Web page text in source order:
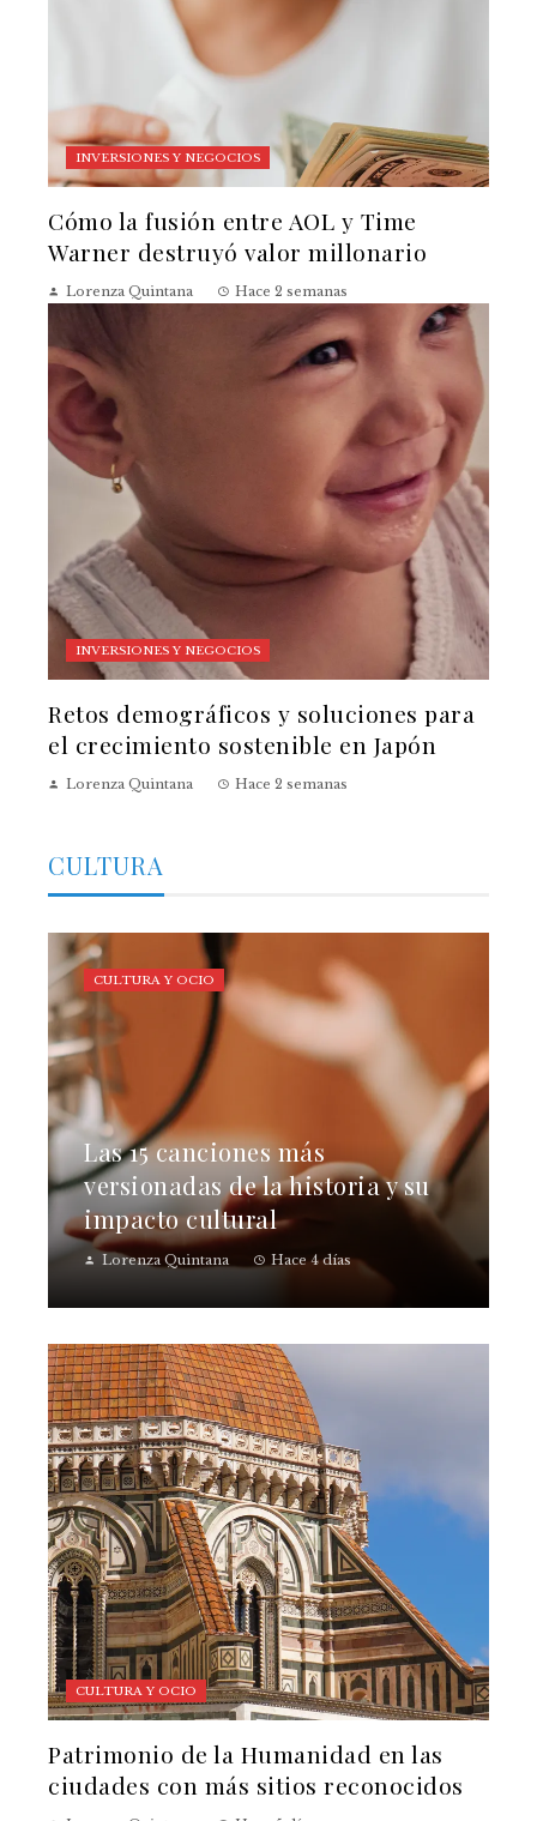
INVERSIONES Y NEGOCIOS
Cómo la fusión entre AOL y Time
Warner destruyó valor millonario
Lorenza Quintana Hace 2 semanas
INVERSIONES Y NEGOCIOS
Retos demográficos y soluciones para
el crecimiento sostenible en Japón
Lorenza Quintana Hace 2 semanas
CULTURA
Las 15 canciones más
versionadas de la historia y su
impacto cultural
Lorenza Quintana Hace 4 días
CULTURA Y OCIO
CULTURA Y OCIO
Patrimonio de la Humanidad en las
ciudades con más sitios reconocidos